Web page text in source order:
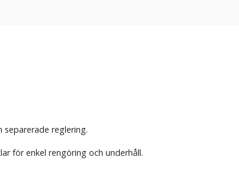
reglering.
för enkel rengöring och underhåll.